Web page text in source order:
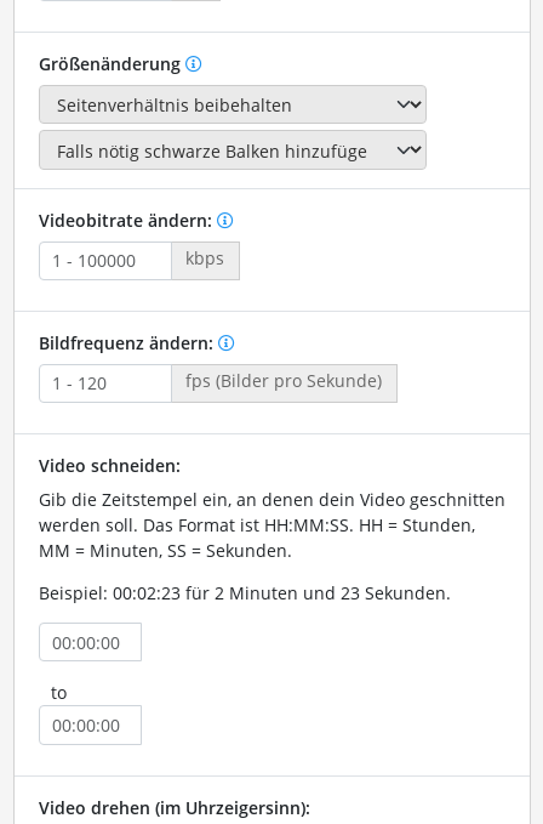
Größenänderung
Videobitrate ändern:
kbps
Bildfrequenz ändern:
fps (Bilder pro Sekunde)
Video schneiden:
Gib die Zeitstempel ein, an denen dein Video geschnitten
werden soll. Das Format ist HH:MM:SS. HH = Stunden,
MM = Minuten, SS = Sekunden.
Beispiel: 00:02:23 für 2 Minuten und 23 Sekunden.
to
Video drehen (im Uhrzeigersinn):